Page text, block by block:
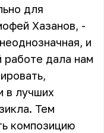
для
Хазанов, -
и
работе дала нам
в лучших
Тем
композицию